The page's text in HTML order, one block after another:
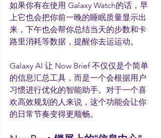
如果你有在使用 Galaxy Watch的话，早
上它也会把你前一晚的睡眠质量显示出
来，下午也会帮你总结当天的步数和卡
路里消耗等数据，提醒你去运运动。
Galaxy AI 让 Now Brief 不仅仅是个简单
的信息汇总工具，而是一个会根据用户
习惯进行优化的智能助手。对于一个喜
欢高效规划的人来说，这个功能会让你
的日常节奏变得更顺畅。